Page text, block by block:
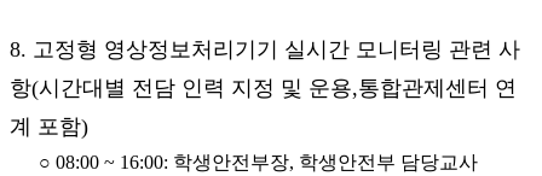
8. 고정형 영상정보처리기기 실시간 모니터링 관련 사
항(시간대별 전담 인력 지정 및 운용,통합관제센터 연
계 포함)
○ 08:00 ~ 16:00: 학생안전부장, 학생안전부 담당교사